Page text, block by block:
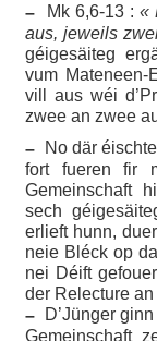
– Mk 6,6-13 :«
aus, jeweils
géigesäiteg
vum Mateneen-
vill aus wéi
zwee an zwee
– No där
fort fueren fir
Gemeinschaft
sech
erlieft hunn,
neie Bléck op
nei Déift
der Relecture
– D’Jünger
Gemeinschaft